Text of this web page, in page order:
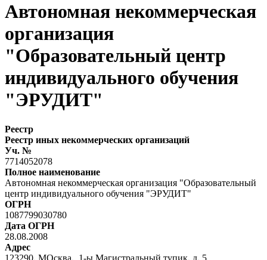
Автономная некоммерческая
организация
"Образовательный центр
индивидуального обучения
"ЭРУДИТ"
Реестр
Реестр иных некоммерческих организаций
Уч. №
7714052078
Полное наименование
Автономная некоммерческая организация "Образовательный
центр индивидуального обучения "ЭРУДИТ"
ОГРН
1087799030780
Дата ОГРН
28.08.2008
Адрес
123290, МОсква, 1-ы Магистральный тупик, д. 5